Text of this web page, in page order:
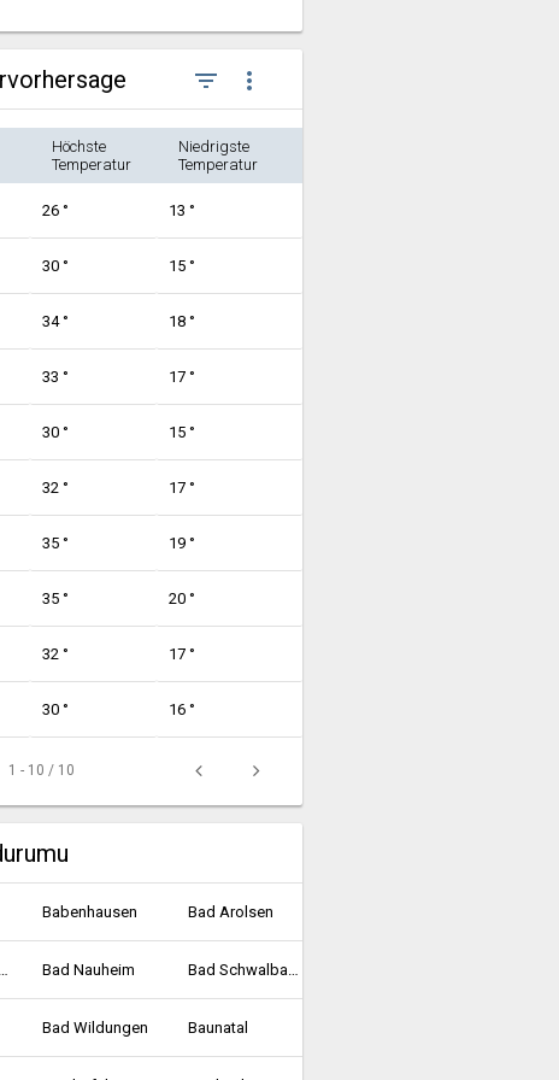
filter_list more_vert
Höchste
Temperatur
Niedrigste
Temperatur
26 ° 13 °
30 ° 15 °
34 ° 18 °
33 ° 17 °
30 ° 15 °
32 ° 17 °
35 ° 19 °
35 ° 20 °
32 ° 17 °
30 ° 16 °
1 - 10 / 10
Babenhausen Bad Arolsen
Bad Homburg vor der Höhe Bad Nauheim Bad Schwalbach
Bad Wildungen Baunatal